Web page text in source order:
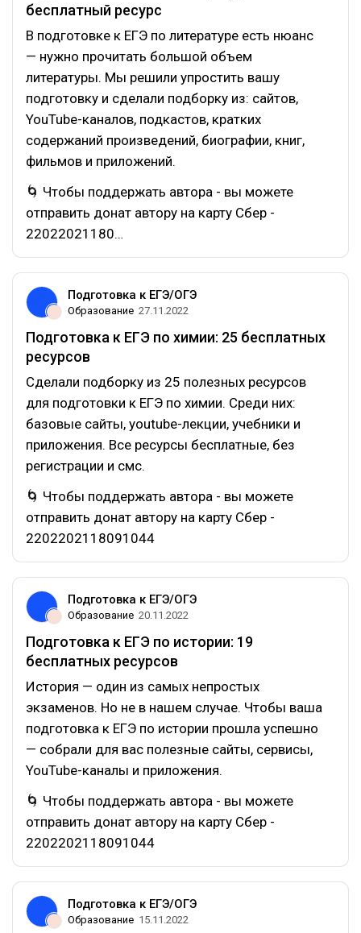
бесплатный ресурс
В подготовке к ЕГЭ по литературе есть нюанс
— нужно прочитать большой объем
литературы. Мы решили упростить вашу
подготовку и сделали подборку из: сайтов,
YouTube-каналов, подкастов, кратких
содержаний произведений, биографии, книг,
фильмов и приложений.
🌀 Чтобы поддержать автора - вы можете
отправить донат автору на карту Сбер -
22022021180…
Подготовка к ЕГЭ/ОГЭ
Образование 27.11.2022
Подготовка к ЕГЭ по химии: 25 бесплатных
ресурсов
Сделали подборку из 25 полезных ресурсов
для подготовки к ЕГЭ по химии. Среди них:
базовые сайты, youtube-лекции, учебники и
приложения. Все ресурсы бесплатные, без
регистрации и смс.
🌀 Чтобы поддержать автора - вы можете
отправить донат автору на карту Сбер -
2202202118091044
Подготовка к ЕГЭ/ОГЭ
Образование 20.11.2022
Подготовка к ЕГЭ по истории: 19
бесплатных ресурсов
История — один из самых непростых
экзаменов. Но не в нашем случае. Чтобы ваша
подготовка к ЕГЭ по истории прошла успешно
— собрали для вас полезные сайты, сервисы,
YouTube-каналы и приложения.
🌀 Чтобы поддержать автора - вы можете
отправить донат автору на карту Сбер -
2202202118091044
Подготовка к ЕГЭ/ОГЭ
Образование 15.11.2022